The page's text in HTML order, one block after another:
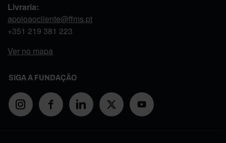
Livraria:
apoioaocliente@ffms.pt
+351 219 381 223
Ver no mapa
SIGA A FUNDAÇÃO